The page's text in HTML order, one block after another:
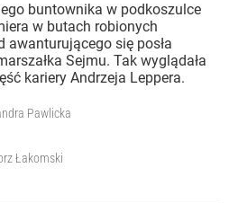
buntownika w podkoszulce
w butach robionych
awanturującego się posła
Sejmu. Tak wyglądała
kariery Andrzeja Leppera.
Pawlicka
Łakomski